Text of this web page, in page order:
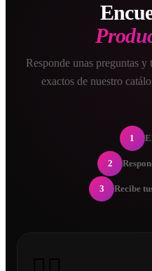
Responde unas preguntas
exactos de nuestro
1
2
3 Recibe